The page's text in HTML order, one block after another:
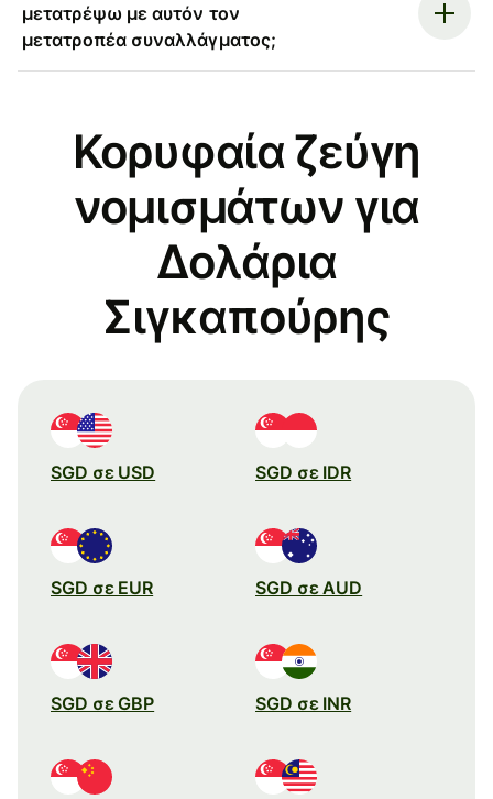
μετατρέψω με αυτόν τον
μετατροπέα συναλλάγματος;
Κορυφαία ζεύγη
νομισμάτων για
Δολάρια
Σιγκαπούρης
SGD σε USD SGD σε IDR
SGD σε EUR SGD σε AUD
SGD σε GBP SGD σε INR